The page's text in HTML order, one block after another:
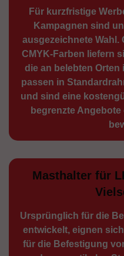
Für kurzfristige
Kampagnen sind
ausge­zeichnete Wahl.
CMYK-Farben liefern
die an belebten Orten
passen in
und sind eine
begrenzte
Masthalter für
Ursprünglich für die
entwickelt, eignen
für die Befestigung